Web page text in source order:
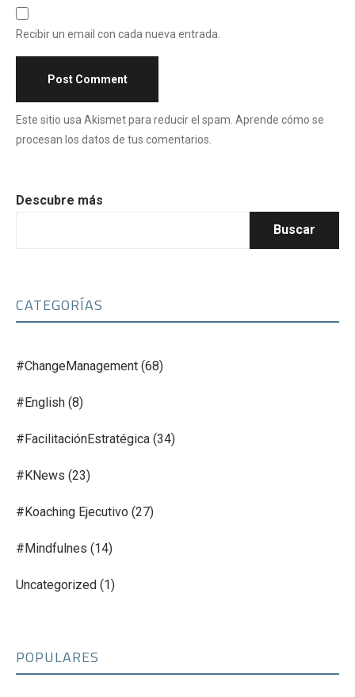
Descubre más
Buscar
CATEGORÍAS
#ChangeManagement (68)
#English (8)
#FacilitaciónEstratégica (34)
#KNews (23)
#Koaching Ejecutivo (27)
#Mindfulnes (14)
Uncategorized (1)
POPULARES
Recibir un email con cada nueva entrada.
Este sitio usa Akismet para reducir el spam. Aprende cómo se
procesan los datos de tus comentarios